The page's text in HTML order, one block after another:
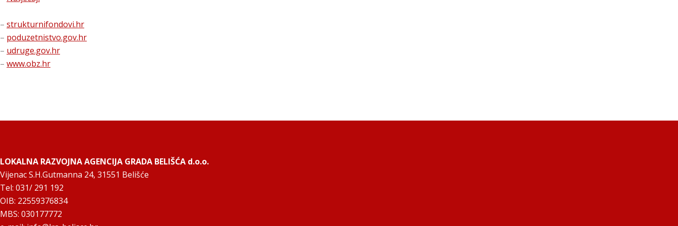
– strukturnifondovi.hr
– poduzetnistvo.gov.hr
– udruge.gov.hr
– www.obz.hr
LOKALNA RAZVOJNA AGENCIJA GRADA BELIŠĆA d.o.o.
Vijenac S.H.Gutmanna 24, 31551 Belišće
Tel: 031/ 291 192
OIB: 22559376834
MBS: 030177772